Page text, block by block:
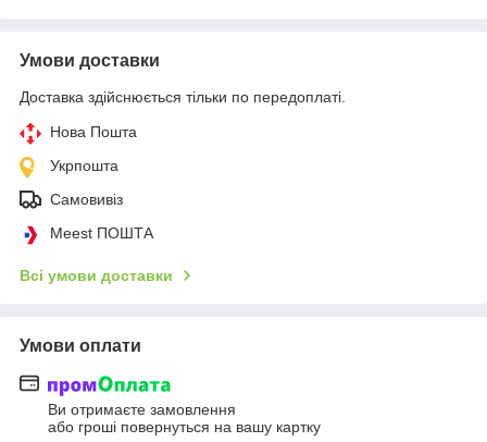
Умови доставки
Доставка здійснюється тільки по передоплаті.
Нова Пошта
Укрпошта
Самовивіз
Meest ПОШТА
Всі умови доставки
Умови оплати
Ви отримаєте замовлення
або гроші повернуться на вашу картку